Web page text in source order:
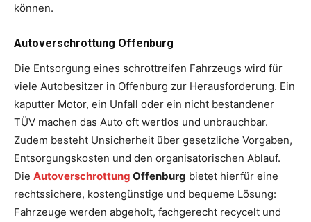
können.
Autoverschrottung Offenburg
Die Entsorgung eines schrottreifen Fahrzeugs wird für
viele Autobesitzer in Offenburg zur Herausforderung. Ein
kaputter Motor, ein Unfall oder ein nicht bestandener
TÜV machen das Auto oft wertlos und unbrauchbar.
Zudem besteht Unsicherheit über gesetzliche Vorgaben,
Entsorgungskosten und den organisatorischen Ablauf.
Die Autoverschrottung Offenburg bietet hierfür eine
rechtssichere, kostengünstige und bequeme Lösung:
Fahrzeuge werden abgeholt, fachgerecht recycelt und